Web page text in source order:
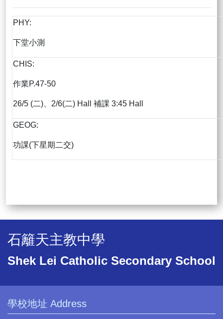
PHY:
下堂小測
CHIS:
作業P.47-50
26/5 (二)、2/6(二) Hall 補課 3:45 Hall
GEOG:
功課(下星期二交)
石籬天主教中學
Shek Lei Catholic Secondary School
學校地址 Address